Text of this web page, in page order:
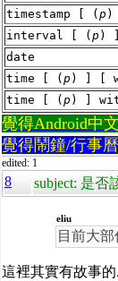
timestamp [ ( p)
interval [ ( p) ]
date
time [ ( p) ] [
time [ ( p) ]
覺得Android中
覺得鬧鐘/行事
edited: 1
8 subject: 是否
eliu
目前大
這裡其實有故事